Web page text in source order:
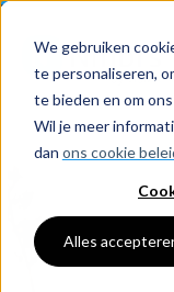
We gebruiken
te personaliseren,
te bieden en om
Wil je meer
dan ons cookie
Alles
Softwarepakketten
Voor bedrijven
Features